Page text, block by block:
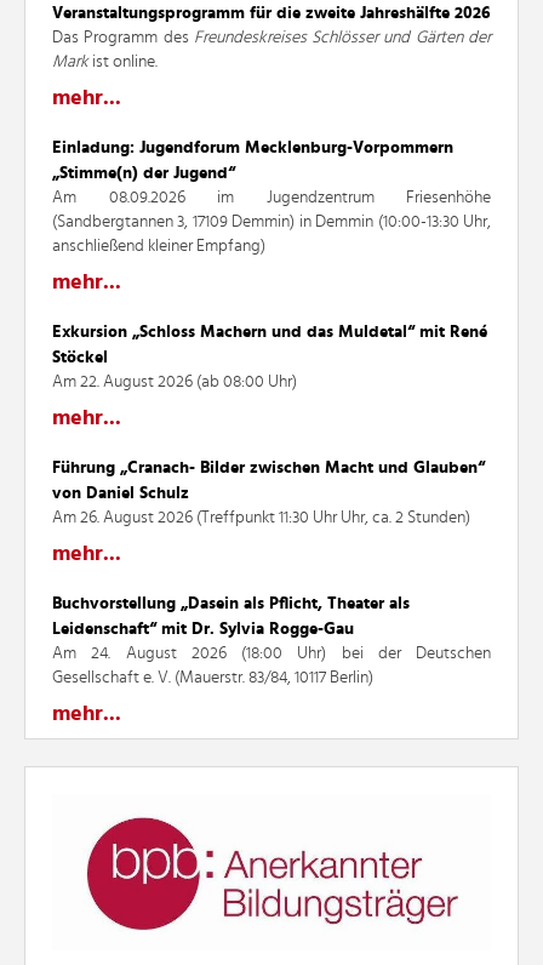
Veranstaltungsprogramm für die zweite Jahreshälfte 2026
Das Programm des Freundeskreises Schlösser und Gärten der
Markist online.
mehr...
Einladung: Jugendforum Mecklenburg-Vorpommern
„Stimme(n) der Jugend“
Am 08.09.2026 im Jugendzentrum Friesenhöhe
(Sandbergtannen 3, 17109 Demmin) in Demmin (10:00-13:30 Uhr,
anschließend kleiner Empfang)
mehr...
Exkursion „Schloss Machern und das Muldetal“ mit René
Stöckel
Am 22. August 2026 (ab 08:00 Uhr)
mehr...
Führung „Cranach- Bilder zwischen Macht und Glauben“
von Daniel Schulz
Am 26. August 2026 (Treffpunkt 11:30 Uhr Uhr, ca. 2 Stunden)
mehr...
Buchvorstellung „Dasein als Pflicht, Theater als
Leidenschaft“ mit Dr. Sylvia Rogge-Gau
Am 24. August 2026 (18:00 Uhr) bei der Deutschen
Gesellschaft e. V. (Mauerstr. 83/84, 10117 Berlin)
mehr...